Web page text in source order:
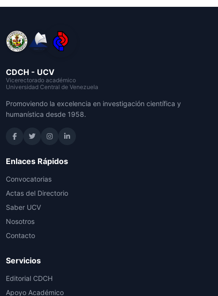
CDCH - UCV
Vicerectorado académico
Universidad Central de Venezuela
Promoviendo la excelencia en investigación científica y
humanística desde 1958.
Enlaces Rápidos
Convocatorias
Actas del Directorio
Saber UCV
Nosotros
Contacto
Servicios
Editorial CDCH
Apoyo Académico